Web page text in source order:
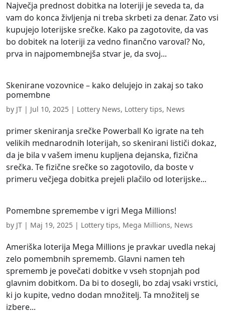
Največja prednost dobitka na loteriji je seveda ta, da
vam do konca življenja ni treba skrbeti za denar. Zato vsi
kupujejo loterijske srečke. Kako pa zagotovite, da vas
bo dobitek na loteriji za vedno finančno varoval? No,
prva in najpomembnejša stvar je, da svoj...
Skenirane vozovnice – kako delujejo in zakaj so tako
pomembne
by JT | Jul 10, 2025 | Lottery News, Lottery tips, News
primer skeniranja srečke Powerball Ko igrate na teh
velikih mednarodnih loterijah, so skenirani lističi dokaz,
da je bila v vašem imenu kupljena dejanska, fizična
srečka. Te fizične srečke so zagotovilo, da boste v
primeru večjega dobitka prejeli plačilo od loterijske...
Pomembne spremembe v igri Mega Millions!
by JT | Maj 19, 2025 | Lottery tips, Mega Millions, News
Ameriška loterija Mega Millions je pravkar uvedla nekaj
zelo pomembnih sprememb. Glavni namen teh
sprememb je povečati dobitke v vseh stopnjah pod
glavnim dobitkom. Da bi to dosegli, bo zdaj vsaki vrstici,
ki jo kupite, vedno dodan množitelj. Ta množitelj se
izbere...